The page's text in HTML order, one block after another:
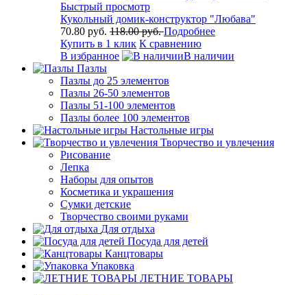
Быстрый просмотр
Кукольный домик-конструктор "Любава"
70.80 руб. 118.00 руб.Подробнее
Купить в 1 клик К сравнению
В избранное
В наличии
Пазлы
Пазлы до 25 элементов
Пазлы 26-50 элементов
Пазлы 51-100 элементов
Пазлы более 100 элементов
Настольные игры
Творчество и увлечения
Рисование
Лепка
Наборы для опытов
Косметика и украшения
Сумки детские
Творчество своими руками
Для отдыха
Посуда для детей
Канцтовары
Упаковка
ЛЕТНИЕ ТОВАРЫ